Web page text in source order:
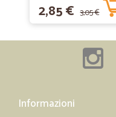
2,85 € 3,05 €
Informazioni